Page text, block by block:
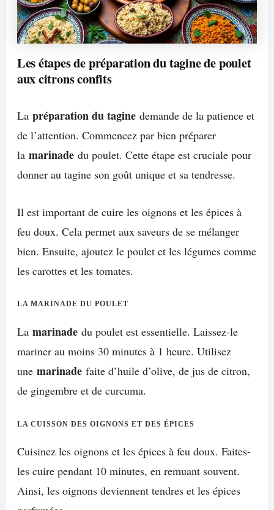
Les étapes de préparation du tagine de poulet
aux citrons confits
La préparation du taginedemande de la patience et
de l’attention. Commencez par bien préparer
la marinadedu poulet. Cette étape est cruciale pour
donner au tagine son goût unique et sa tendresse.
Il est important de cuire les oignons et les épices à
feu doux. Cela permet aux saveurs de se mélanger
bien. Ensuite, ajoutez le poulet et les légumes comme
les carottes et les tomates.
LA MARINADE DU POULET
La marinadedu poulet est essentielle. Laissez-le
mariner au moins 30 minutes à 1 heure. Utilisez
une marinadefaite d’huile d’olive, de jus de citron,
de gingembre et de curcuma.
LA CUISSON DES OIGNONS ET DES ÉPICES
Cuisinez les oignons et les épices à feu doux. Faites-
les cuire pendant 10 minutes, en remuant souvent.
Ainsi, les oignons deviennent tendres et les épices